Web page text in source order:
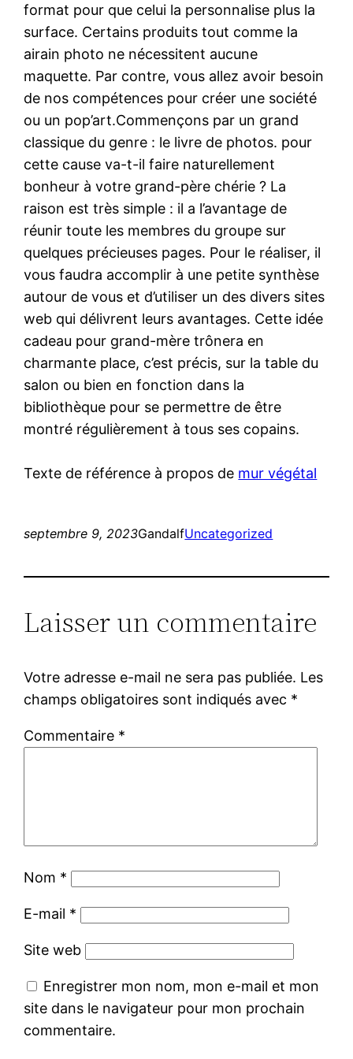
format pour que celui la personnalise plus la
surface. Certains produits tout comme la
airain photo ne nécessitent aucune
maquette. Par contre, vous allez avoir besoin
de nos compétences pour créer une société
ou un pop’art.Commençons par un grand
classique du genre : le livre de photos. pour
cette cause va-t-il faire naturellement
bonheur à votre grand-père chérie ? La
raison est très simple : il a l’avantage de
réunir toute les membres du groupe sur
quelques précieuses pages. Pour le réaliser, il
vous faudra accomplir à une petite synthèse
autour de vous et d’utiliser un des divers sites
web qui délivrent leurs avantages. Cette idée
cadeau pour grand-mère trônera en
charmante place, c’est précis, sur la table du
salon ou bien en fonction dans la
bibliothèque pour se permettre de être
montré régulièrement à tous ses copains.
Texte de référence à propos de mur végétal
septembre 9, 2023GandalfUncategorized
Laisser un commentaire
Votre adresse e-mail ne sera pas publiée. Les
champs obligatoires sont indiqués avec *
Commentaire *
Nom *
E-mail *
Site web
Enregistrer mon nom, mon e-mail et mon
site dans le navigateur pour mon prochain
commentaire.